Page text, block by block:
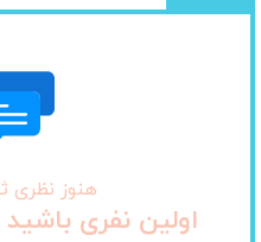
هنوز نظری
اولین نفری